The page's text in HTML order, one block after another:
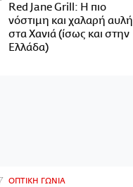
Red Jane Grill: Η πιο
νόστιμη και χαλαρή αυλή
στα Χανιά (ίσως και στην
Ελλάδα)
ΟΠΤΙΚΗ ΓΩΝΙΑ